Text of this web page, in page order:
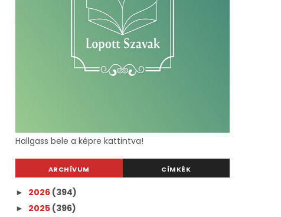
Hallgass bele a képre kattintva!
ARCHÍVUM CÍMKÉK
► 2026 (394)
► 2025 (396)